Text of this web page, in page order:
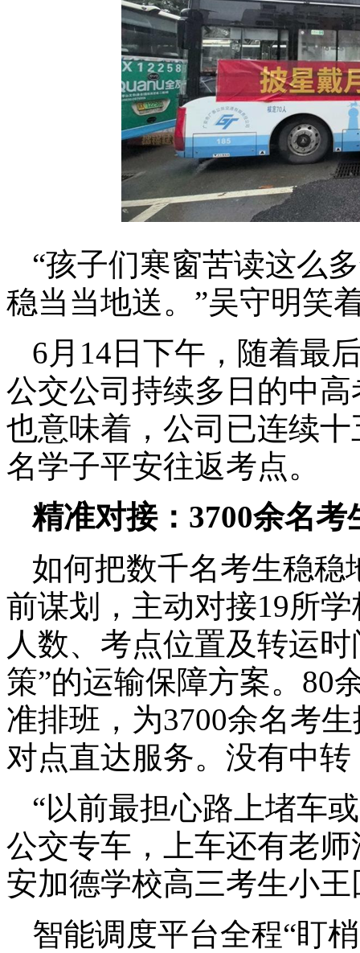
“孩子们寒窗苦读这么
稳当当地送。”吴守明笑
6月14日下午，随着最
公交公司持续多日的中
也意味着，公司已连续
名学子平安往返考点。
精准对接：3700余名考
如何把数千名考生稳稳
前谋划，主动对接19所
人数、考点位置及转运
策”的运输保障方案。80
准排班，为3700余名考
对点直达服务。没有中
“以前最担心路上堵车
公交专车，上车还有老
安加德学校高三考生小
智能调度平台全程“盯